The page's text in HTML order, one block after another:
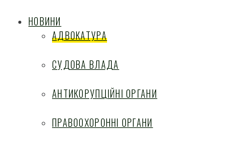
НОВИНИ
АДВОКАТУРА
СУДОВА ВЛАДА
АНТИКОРУПЦІЙНІ ОРГАНИ
ПРАВООХОРОННІ ОРГАНИ